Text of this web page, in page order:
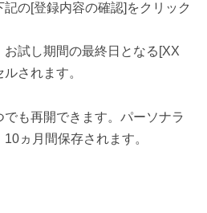
の[登録内容の確認]をクリック
お試し期間の最終日となる[XX
されます。
でも再開できます。パーソナラ
ヵ月間保存されます。